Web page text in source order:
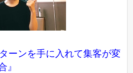
ーンを手に入れて集客が変
』